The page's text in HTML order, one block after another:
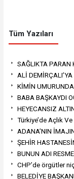
Tüm Yazıları
SAĞLIKTA PARAN
ALİ
KİMİN
BABA BAŞKAYDI
HEYECANSIZ
Türkiye’de Açlık Ve
ADANA’NIN
ŞEHİR
BUNUN ADI
CHP’de örgütler
BELEDİYE